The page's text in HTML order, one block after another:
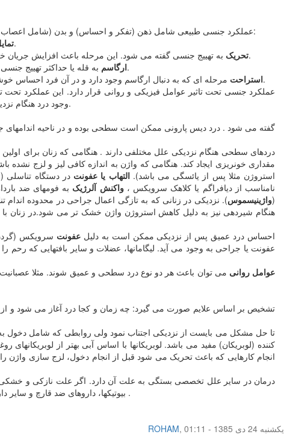
عملکرد جنسی طبیعی شامل ذهن (تفکر و احساس) و بدن (شامل اعصاب، جریان خون و سیستم غدد درون ریز) می باشد و به پاسخ جنسی می انجامد. پاسخ جنسی شامل تمایل ، تحریک ، ارگاسم و استراحت می شود:
خواست فرد برای انجام فعالیت جنسی است. تمایل ممکن است با تفکر و خیال، حرف زدن ، صدا درآوردن ، بوئیدن یا لمس کردن به وجود آید.
تحریکبه تهییج جنسی گفته می شود. این مرحله باعث افزایش جریان خون در اندام تناسلی خواهد شد. در زنان ، تحریک به بزرگ شدن کلیتوریس، تراکم خون در دیواره واژن و افزایش ترشحات واژن منجر خواهد شد.
ارگاسمبه قله یا حداکثر تهییج جنسی اطلاق می شود . در زنان، ارگاسم به انقباض ریتمیک عضلات دربرگیرنده واژن می انجامد. همچنین عضلات تمام بدن و نیز لگن منقبض می شوند.
استراحتمرحله ای که به دنبال ارگاسم وجود دارد و در آن فرد احساس خوشبختی و آرامش کرده و عضلات ریلکس خواهند شد. اکثر زنان می توانند پس از یک ارگاسم به تحریکهای بعدی هم پاسخ داده و به ارگاسم برسند.
عملکرد جنسی تحت تاثیر عوامل فیزیکی و روانی قرار دارد. این عملکرد تحت
وجود درد هنگام نزدیکی یا اختلال در هر یک از مراحل تمایل، تحریک یا ارگاسم باشد. حدود 30 تا 50% زنان در دوره ای از زندگی جنسی این اختلال را تجربه می کنند.
دردهای سطحی هنگام نزدیکی علل مختلفی دارند . هنگامی که زنان برای اولین
مقداری خونریزی ایجاد کند. هنگامی که واژن به اندازه کافی لیز و لزج
استروژن مثلا پس از یائسگی می باشد).التهاب یا عفونت در دستگاه تناسلی
نامناسب از دیافراگم یا کلاهک سرویکس ،واکنش آلرژیک به فومهای ضد
(واژینیسموس). نزدیکی در زنانی که به تازگی اعمال جراحی در محدوده
هنگام شیردهی نیز به دلیل کاهش استروژن واژن خشک تر می شود.در زنان
احساس درد عمیق پس از نزدیکی ممکن است به دلیلعفونت سرویکس (گردن
عفونت یا جراحی به وجود می آید. لیگامانها، عضلات و سایر بافتهایی
عوامل روانی می توان باعث هر دو نوع درد سطحی و عمیق شوند. مثلا
تشخیص بر اساس علایم صورت می گیرد: چه زمان و کجا درد آغاز می شود و
تا حل مشکل می بایست از نزدیکی اجتناب نمود ولی روابطی که شامل دخول به
کننده (لوبریکان) مفید می باشد. لوبریکانها با اساس آبی بهتر از
انجام کارهایی که باعث تحریک می شود قبل از انجام دخول، لزج سازی واژن
درمان در سایر علل تخصصی بستگی به علت آن دارد. اگر علت نازکی و خشکی
بیوتیکها، داروهای ضد قارچ و سایر داروهای مناسب درمان می شوند . جراحی برای برداشتن کیستها و آبسه ها ، بازکردن پرده بکارت ضخیم یا ترمیم اختلالات آناتومیک به کار می رود .
ROHAM,
یکشنبه 24 دی 1385 - 01:11